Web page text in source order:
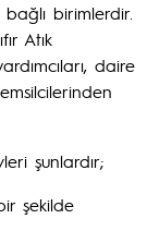
birimlerdir.
Atık
daire
şunlardır;
şekilde